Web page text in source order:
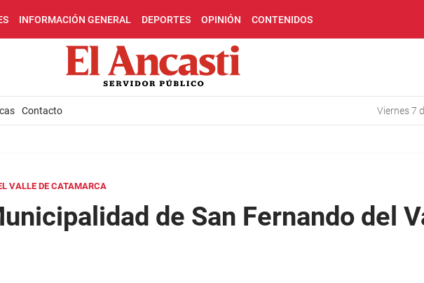
INFORMACIÓN GENERAL DEPORTES OPINIÓN CONTENIDOS
Contacto viernes 7
VALLE DE CATAMARCA
de San Fernando del